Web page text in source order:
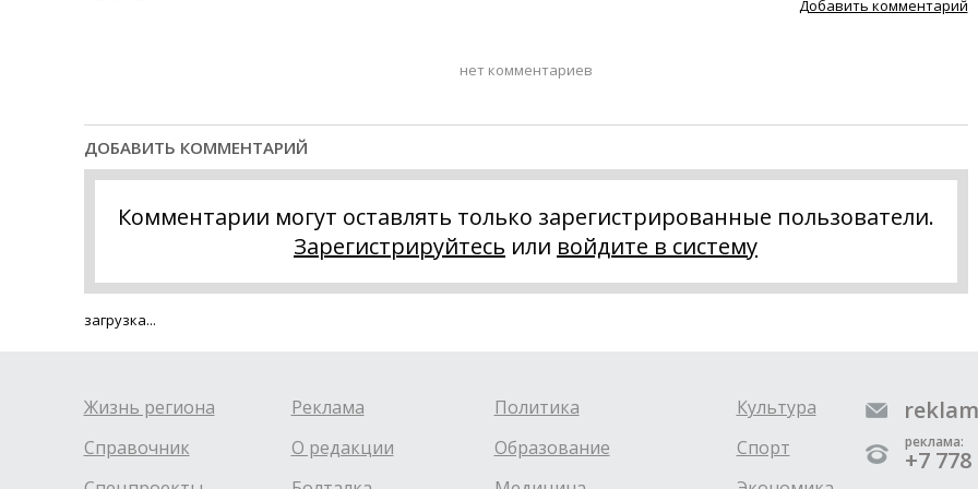
Добавить комментарий
нет комментариев
ДОБАВИТЬ КОММЕНТАРИЙ
Комментарии могут оставлять только зарегистрированные пользователи.
Зарегистрируйтесь или войдите в систему
загрузка...
Жизнь региона
Справочник
Реклама
О редакции
Политика
Образование
Культура
Спорт
реклама:
+7 778